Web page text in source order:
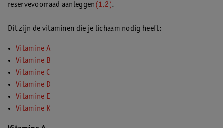
reservevoorraad aanleggen(1,2).
Dit zijn de vitaminen die je lichaam nodig heeft:
Vitamine A
Vitamine B
Vitamine C
Vitamine D
Vitamine E
Vitamine K